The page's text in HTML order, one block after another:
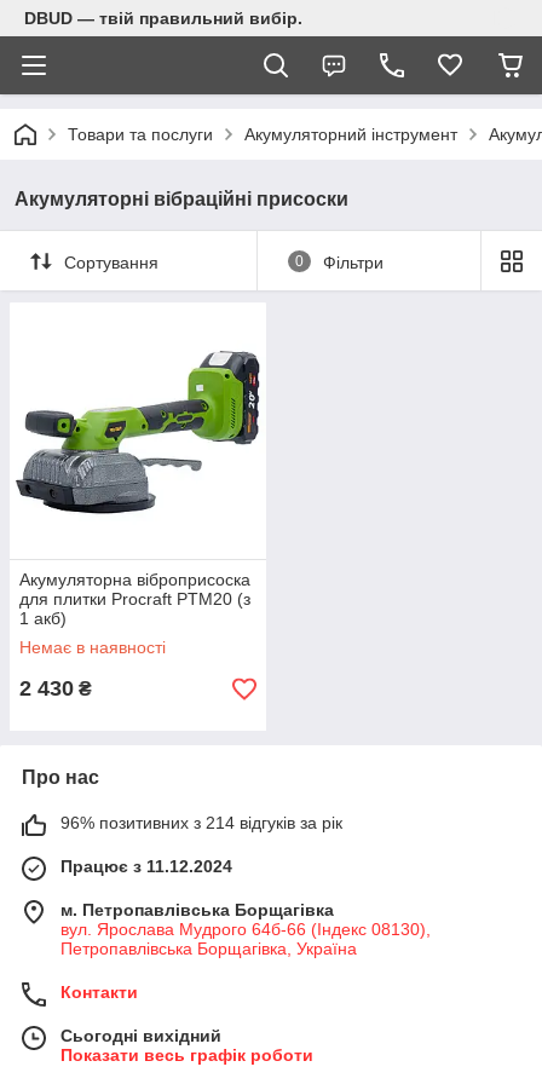
DBUD — твій правильний вибір.
Товари та послуги Акумуляторний інструмент
Акумуляторні вібраційні присоски
Сортування 0 Фільтри
Акумуляторна віброприсоска
для плитки Procraft PTM20 (з
1 акб)
Немає в наявності
2 430 ₴
Про нас
96% позитивних з 214 відгуків за рік
Працює з 11.12.2024
м. Петропавлівська Борщагівка
вул. Ярослава Мудрого 64б-66 (Індекс 08130),
Петропавлівська Борщагівка, Україна
Контакти
Сьогодні вихідний
Показати весь графік роботи